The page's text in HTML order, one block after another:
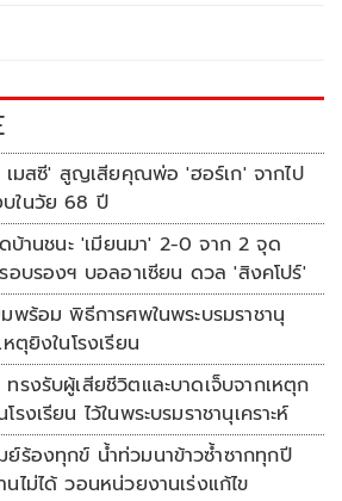
เมสซี' สูญเสียคุณพ่อ 'ฮอร์เก' จากไป
ในวัย 68 ปี
บ้านชนะ 'เมียนมา' 2-0 จาก 2 จุด
อบรองฯ บอลอาเซียน ดวล 'สิงคโปร์'
พร้อม พิธีการศพในพระบรมราชานุ
หตุยิงในโรงเรียน
รงรับผู้เสียชีวิตและบาดเจ็บจากเหตุก
รงเรียน ไว้ในพระบรมราชานุเคราะห์
ย์ร้องทุกข์ น้ำท่วมนาข้าวซ้ำซากทุกปี
นไม่ได้ วอนหน่วยงานเร่งแก้ไข